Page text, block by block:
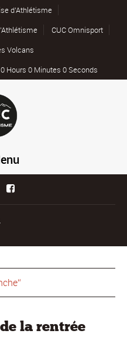
d’Athlétisme
CUC Omnisport
Volcans
Hours 0 Minutes 0 Seconds
la rentrée